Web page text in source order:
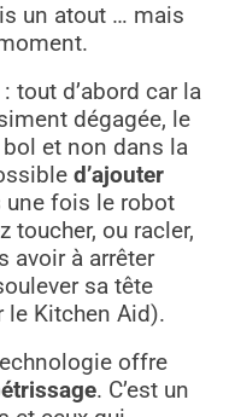
un atout … mais
tout d’abord car la
dégagée, le
et non dans la
d’ajouter
une fois le robot
toucher, ou racler,
avoir à arrêter
sa tête
le Kitchen Aid).
offre
. C’est un